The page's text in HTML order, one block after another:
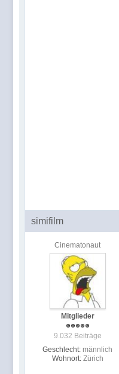
simifilm
Cinematonaut
Mitglieder
9.032 Beiträge
Geschlecht: männlich
Wohnort: Zürich